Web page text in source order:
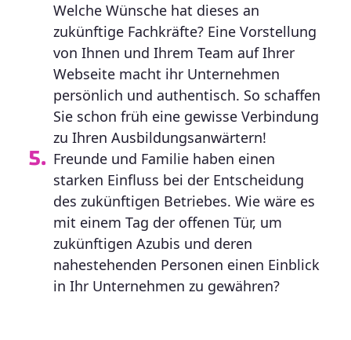
Welche Wünsche hat dieses an
zukünftige Fachkräfte? Eine Vorstellung
von Ihnen und Ihrem Team auf Ihrer
Webseite macht ihr Unternehmen
persönlich und authentisch. So schaffen
Sie schon früh eine gewisse Verbindung
zu Ihren Ausbildungsanwärtern!
Freunde und Familie haben einen
starken Einfluss bei der Entscheidung
des zukünftigen Betriebes. Wie wäre es
mit einem Tag der offenen Tür, um
zukünftigen Azubis und deren
nahestehenden Personen einen Einblick
in Ihr Unternehmen zu gewähren?